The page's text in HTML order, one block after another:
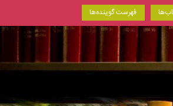
فهرست گوینده‌ها